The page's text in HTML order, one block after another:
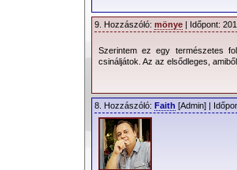
9. Hozzászóló: mönye | Időpont:
Szerintem ez egy természetes
csináljátok. Az az elsődleges,
8. Hozzászóló: Faith [Admin] |